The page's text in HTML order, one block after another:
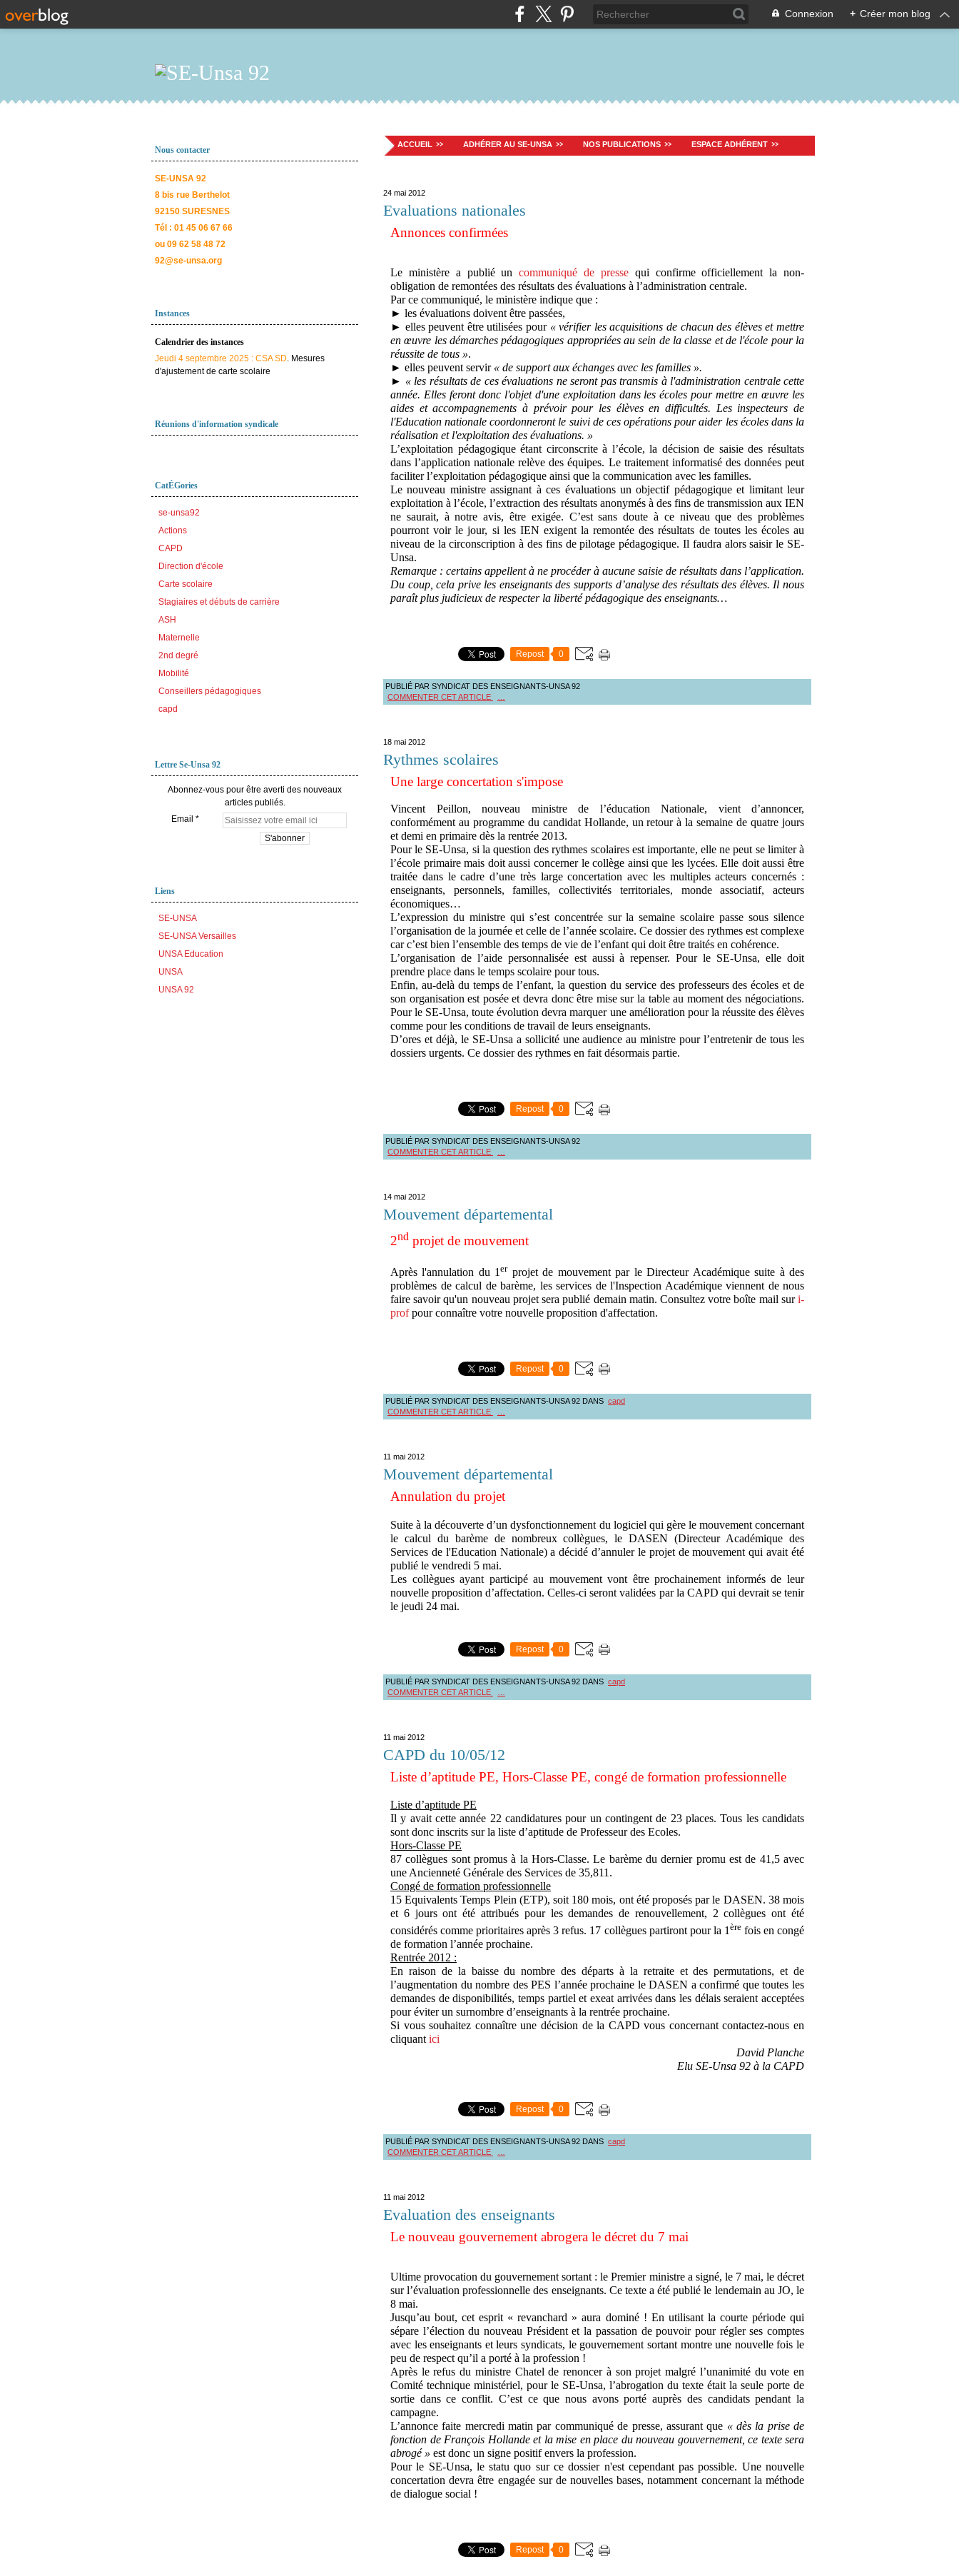
Connexion + Créer mon blog
Nous contacter
SE-UNSA 92
8 bis rue Berthelot
92150 SURESNES
Tél : 01 45 06 67 66
ou 09 62 58 48 72
92@se-unsa.org
Instances
Calendrier des instances
Jeudi 4 septembre 2025 : CSA SD. Mesures
d'ajustement de carte scolaire
Réunions d'information syndicale
CatÉGories
se-unsa92
Actions
CAPD
Direction d'école
Carte scolaire
Stagiaires et débuts de carrière
ASH
Maternelle
2nd degré
Mobilité
Conseillers pédagogiques
capd
Lettre Se-Unsa 92
Abonnez-vous pour être averti des nouveaux
articles publiés.
Email
Liens
SE-UNSA
SE-UNSA Versailles
UNSA Education
UNSA
UNSA 92
ACCUEIL ADHÉRER AU SE-UNSA NOS PUBLICATIONS ESPACE ADHÉRENT
24 mai 2012
Evaluations nationales
Annonces confirmées
Le ministère a publié uncommuniqué de pressequi confirme officiellement la non-
obligation de remontées des résultats des évaluations à l’administration centrale.
Par ce communiqué, le ministère indique que :
► les évaluations doivent être passées,
► elles peuvent être utilisées pour « vérifier les acquisitions de chacun des élèves et mettre
en œuvre les démarches pédagogiques appropriées au sein de la classe et de l'école pour la
réussite de tous ».
► elles peuvent servir « de support aux échanges avec les familles ».
► « les résultats de ces évaluations ne seront pas transmis à l'administration centrale cette
année. Elles feront donc l'objet d'une exploitation dans les écoles pour mettre en œuvre les
aides et accompagnements à prévoir pour les élèves en difficultés. Les inspecteurs de
l'Education nationale coordonneront le suivi de ces opérations pour aider les écoles dans la
réalisation et l'exploitation des évaluations. »
L’exploitation pédagogique étant circonscrite à l’école, la décision de saisie des résultats
dans l’application nationale relève des équipes. Le traitement informatisé des données peut
faciliter l’exploitation pédagogique ainsi que la communication avec les familles.
Le nouveau ministre assignant à ces évaluations un objectif pédagogique et limitant leur
exploitation à l’école, l’extraction des résultats anonymés à des fins de transmission aux IEN
ne saurait, à notre avis, être exigée. C’est sans doute à ce niveau que des problèmes
pourront voir le jour, si les IEN exigent la remontée des résultats de toutes les écoles au
niveau de la circonscription à des fins de pilotage pédagogique. Il faudra alors saisir le SE-
Unsa.
Remarque : certains appellent à ne procéder à aucune saisie de résultats dans l’application.
Du coup, cela prive les enseignants des supports d’analyse des résultats des élèves. Il nous
paraît plus judicieux de respecter la liberté pédagogique des enseignants…
Repost 0
PUBLIÉ PAR SYNDICAT DES ENSEIGNANTS-UNSA 92
COMMENTER CET ARTICLE
18 mai 2012
Rythmes scolaires
Une large concertation s'impose
Vincent Peillon, nouveau ministre de l’éducation Nationale, vient d’annoncer,
conformément au programme du candidat Hollande, un retour à la semaine de quatre jours
et demi en primaire dès la rentrée 2013.
Pour le SE-Unsa, si la question des rythmes scolaires est importante, elle ne peut se limiter à
l’école primaire mais doit aussi concerner le collège ainsi que les lycées. Elle doit aussi être
traitée dans le cadre d’une très large concertation avec les multiples acteurs concernés :
enseignants, personnels, familles, collectivités territoriales, monde associatif, acteurs
économiques…
L’expression du ministre qui s’est concentrée sur la semaine scolaire passe sous silence
l’organisation de la journée et celle de l’année scolaire. Ce dossier des rythmes est complexe
car c’est bien l’ensemble des temps de vie de l’enfant qui doit être traités en cohérence.
L’organisation de l’aide personnalisée est aussi à repenser. Pour le SE-Unsa, elle doit
prendre place dans le temps scolaire pour tous.
Enfin, au-delà du temps de l’enfant, la question du service des professeurs des écoles et de
son organisation est posée et devra donc être mise sur la table au moment des négociations.
Pour le SE-Unsa, toute évolution devra marquer une amélioration pour la réussite des élèves
comme pour les conditions de travail de leurs enseignants.
D’ores et déjà, le SE-Unsa a sollicité une audience au ministre pour l’entretenir de tous les
dossiers urgents. Ce dossier des rythmes en fait désormais partie.
Repost 0
PUBLIÉ PAR SYNDICAT DES ENSEIGNANTS-UNSA 92
COMMENTER CET ARTICLE
14 mai 2012
Mouvement départemental
2nd projet de mouvement
Après l'annulation du 1erprojet de mouvement par le Directeur Académique suite à des
problèmes de calcul de barème, les services de l'Inspection Académique viennent de nous
faire savoir qu'un nouveau projet sera publié demain matin. Consultez votre boîte mail suri-
profpour connaître votre nouvelle proposition d'affectation.
Repost 0
PUBLIÉ PAR SYNDICAT DES ENSEIGNANTS-UNSA 92 DANS capd
COMMENTER CET ARTICLE
11 mai 2012
Mouvement départemental
Annulation du projet
Suite à la découverte d’un dysfonctionnement du logiciel qui gère le mouvement concernant
le calcul du barème de nombreux collègues, le DASEN (Directeur Académique des
Services de l'Education Nationale) a décidé d’annuler le projet de mouvement qui avait été
publié le vendredi 5 mai.
Les collègues ayant participé au mouvement vont être prochainement informés de leur
nouvelle proposition d’affectation. Celles-ci seront validées par la CAPD qui devrait se tenir
le jeudi 24 mai.
Repost 0
PUBLIÉ PAR SYNDICAT DES ENSEIGNANTS-UNSA 92 DANS capd
COMMENTER CET ARTICLE
11 mai 2012
CAPD du 10/05/12
Liste d’aptitude PE, Hors-Classe PE, congé de formation professionnelle
Liste d’aptitude PE
Il y avait cette année 22 candidatures pour un contingent de 23 places. Tous les candidats
sont donc inscrits sur la liste d’aptitude de Professeur des Ecoles.
Hors-Classe PE
87 collègues sont promus à la Hors-Classe. Le barème du dernier promu est de 41,5 avec
une Ancienneté Générale des Services de 35,811.
Congé de formation professionnelle
15 Equivalents Temps Plein (ETP), soit 180 mois, ont été proposés par le DASEN. 38 mois
et 6 jours ont été attribués pour les demandes de renouvellement, 2 collègues ont été
considérés comme prioritaires après 3 refus. 17 collègues partiront pour la 1 ère fois en congé
de formation l’année prochaine.
Rentrée 2012 :
En raison de la baisse du nombre des départs à la retraite et des permutations, et de
l’augmentation du nombre des PES l’année prochaine le DASEN a confirmé que toutes les
demandes de disponibilités, temps partiel et exeat arrivées dans les délais seraient acceptées
pour éviter un surnombre d’enseignants à la rentrée prochaine.
Si vous souhaitez connaître une décision de la CAPD vous concernant contactez-nous en
cliquant ici
David Planche
Elu SE-Unsa 92 à la CAPD
Repost 0
PUBLIÉ PAR SYNDICAT DES ENSEIGNANTS-UNSA 92 DANS capd
COMMENTER CET ARTICLE
11 mai 2012
Evaluation des enseignants
Le nouveau gouvernement abrogera le décret du 7 mai
Ultime provocation du gouvernement sortant : le Premier ministre a signé, le 7 mai, le décret
sur l’évaluation professionnelle des enseignants. Ce texte a été publié le lendemain au JO, le
8 mai.
Jusqu’au bout, cet esprit « revanchard » aura dominé ! En utilisant la courte période qui
sépare l’élection du nouveau Président et la passation de pouvoir pour régler ses comptes
avec les enseignants et leurs syndicats, le gouvernement sortant montre une nouvelle fois le
peu de respect qu’il a porté à la profession !
Après le refus du ministre Chatel de renoncer à son projet malgré l’unanimité du vote en
Comité technique ministériel, pour le SE-Unsa, l’abrogation du texte était la seule porte de
sortie dans ce conflit. C’est ce que nous avons porté auprès des candidats pendant la
campagne.
L’annonce faite mercredi matin par communiqué de presse, assurant que « dès la prise de
fonction de François Hollande et la mise en place du nouveau gouvernement, ce texte sera
abrogé » est donc un signe positif envers la profession.
Pour le SE-Unsa, le statu quo sur ce dossier n'est cependant pas possible. Une nouvelle
concertation devra être engagée sur de nouvelles bases, notamment concernant la méthode
de dialogue social !
Repost 0